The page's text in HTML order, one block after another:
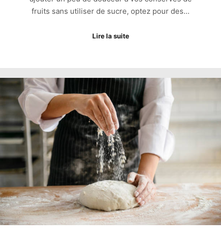
fruits sans utiliser de sucre, optez pour des…
Lire la suite